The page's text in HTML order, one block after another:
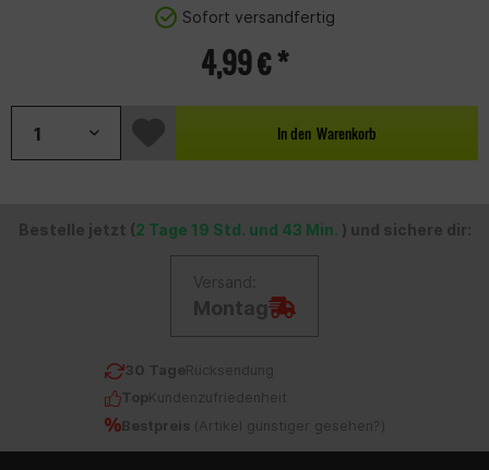
Sofort versandfertig
4,99 € *
In den Warenkorb
Bestelle jetzt ( 2 Tage 19 Std. und 43 Min. ) und sichere dir:
Versand:
Montag
30 TageRücksendung
TopKundenzufriedenheit
Bestpreis ( Artikel günstiger gesehen? )